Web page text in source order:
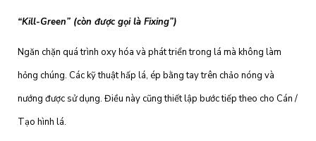
“Kill-Green” (còn được gọi là Fixing”)
Ngăn chặn quá trình oxy hóa và phát triển trong lá mà không làm
hỏng chúng. Các kỹ thuật hấp lá, ép bằng tay trên chảo nóng và
nướng được sử dụng. Điều này cũng thiết lập bước tiếp theo cho Cán /
Tạo hình lá.